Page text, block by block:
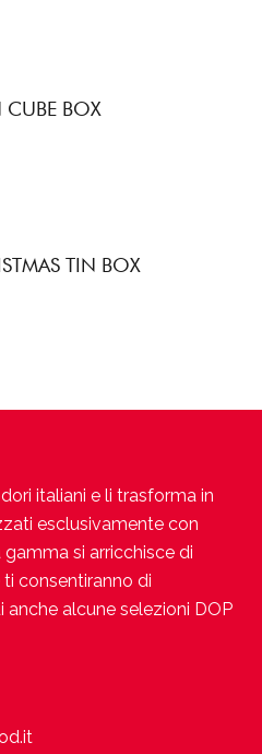
CUBE BOX
TIN BOX
italiani e li trasforma in
esclusivamente con
si arricchisce di
consentiranno di
alcune selezioni DOP